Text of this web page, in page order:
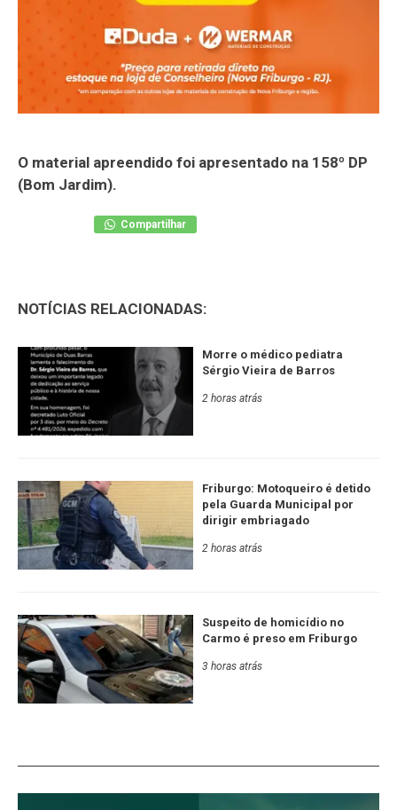
O material apreendido foi apresentado na 158º DP
(Bom Jardim).
Compartilhar
NOTÍCIAS RELACIONADAS:
Morre o médico pediatra
Sérgio Vieira de Barros
2 horas atrás
Friburgo: Motoqueiro é detido
pela Guarda Municipal por
dirigir embriagado
2 horas atrás
Suspeito de homicídio no
Carmo é preso em Friburgo
3 horas atrás